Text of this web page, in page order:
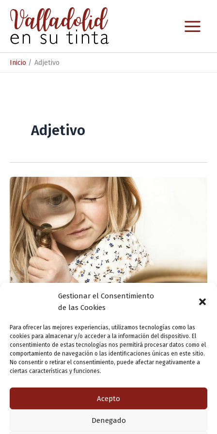
Gestionar el Consentimiento
de las Cookies
Para ofrecer las mejores experiencias, utilizamos tecnologías como las
cookies para almacenar y/o acceder a la información del dispositivo. El
consentimiento de estas tecnologías nos permitirá procesar datos como el
comportamiento de navegación o las identificaciones únicas en este sitio.
No consentir o retirar el consentimiento, puede afectar negativamente a
ciertas características y funciones.
Acepto
Denegado
contenido
Inicio Adjetivo
Adjetivo
Significados poco conocidos
ensutinta 26 marzo, 2018
Quien más y quien menos tenemos claro que acérrimo es
Tenía un odio acérrimo a todo lo yanqui. Lo que no es […]